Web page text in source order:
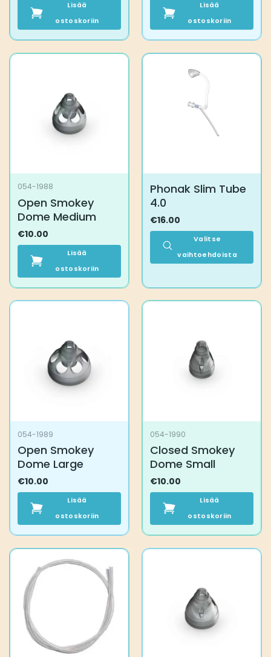
Lisää
ostoskoriin
Lisää
ostoskoriin
054-1988
Open Smokey
Dome Medium
€10.00
Lisää
ostoskoriin
Phonak Slim Tube
4.0
€16.00
Valitse
vaihtoehdoista
054-1989
Open Smokey
Dome Large
€10.00
Lisää
ostoskoriin
054-1990
Closed Smokey
Dome Small
€10.00
Lisää
ostoskoriin